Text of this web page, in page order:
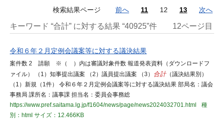
検索結果ページ 前へ 11 12 13 次へ
キーワード “合計” に対する結果 “40925”件 12ページ目
令和６年２月定例会議案等に対する議決結果
案件数 2 請願 ※（ ）内は審議対象件数 報道発表資料（ダウンロードフ
ァイル） （1）知事提出議案 （2）議員提出議案 （3） 合計（議決結果別）
（1）新規（1件） 令和６年２月定例会議案等に対する議決結果 部局名：議会
事務局 課所名：議事課 担当名：委員会事務総
https://www.pref.saitama.lg.jp/f1604/news/page/news2024032701.html
種
別：html サイズ：12.466KB